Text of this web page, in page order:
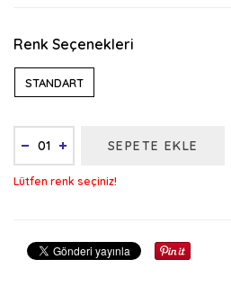
Renk Seçenekleri
STANDART
SEPETE EKLE
Lütfen renk seçiniz!